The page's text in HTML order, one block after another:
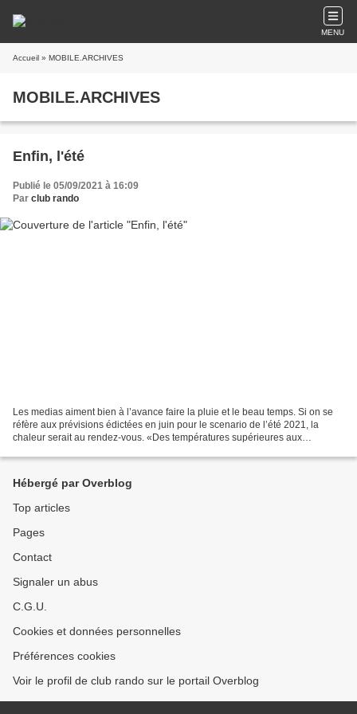
MENU
Accueil » MOBILE.ARCHIVES
MOBILE.ARCHIVES
Enfin, l'été
Publié le 05/09/2021 à 16:09
Par club rando
Les medias aiment bien à l’avance faire la pluie et le beau temps. Si on se
réfère aux prévisions édictées en juin pour le scenario de l’été 2021, la
chaleur serait au rendez-vous. «Des températures supérieures aux
Hébergé par Overblog
Top articles
Pages
Contact
Signaler un abus
C.G.U.
Cookies et données personnelles
Préférences cookies
Voir le profil de club rando sur le portail Overblog